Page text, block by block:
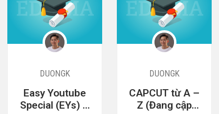
DUONGK
Easy Youtube
Special (EYs) –
DUONGK
CAPCUT từ A –
Z (Đang cập